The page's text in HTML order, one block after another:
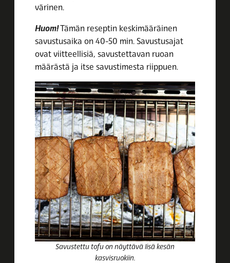
värinen.
Huom!Tämän reseptin keskimääräinen
savustusaika on 40-50 min. Savustusajat
ovat viitteellisiä, savustettavan ruoan
määrästä ja itse savustimesta riippuen.
Savustettu tofu on näyttävä lisä kesän
kasvisruokiin.